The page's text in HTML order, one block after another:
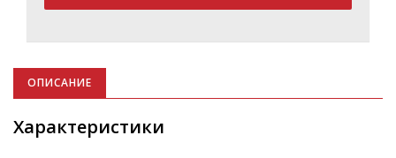
ОПИСАНИЕ
Характеристики